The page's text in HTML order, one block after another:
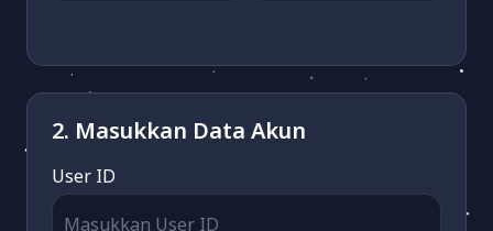
2. Masukkan Data Akun
User ID